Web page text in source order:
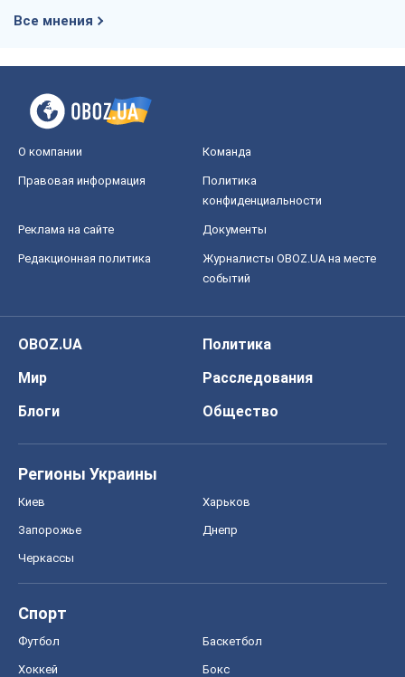
Все мнения
О компании Команда
Правовая информация
Политика
конфиденциальности
Реклама на сайте Документы
Редакционная политика
Журналисты OBOZ.UA на месте
событий
OBOZ.UA
Политика
Мир
Расследования
Блоги
Общество
Регионы Украины
Киев Харьков
Запорожье Днепр
Черкассы
Спорт
Футбол Баскетбол
Хоккей Бокс